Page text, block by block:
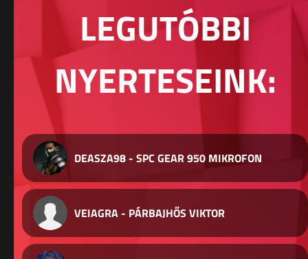
LEGUTÓBBI
NYERTESEINK:
DEASZA98 - SPC GEAR 950 MIKROFON
VEIAGRA - PÁRBAJHŐS VIKTOR